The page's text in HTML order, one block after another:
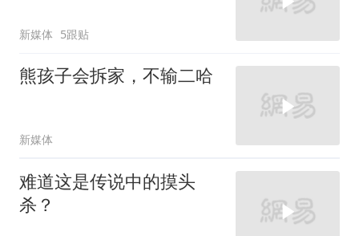
新媒体 5跟贴
熊孩子会拆家，不输二哈
新媒体
难道这是传说中的摸头
杀？